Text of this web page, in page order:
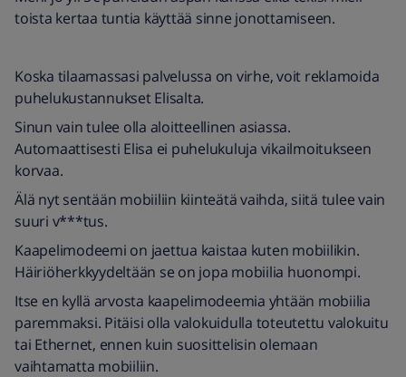
toista kertaa tuntia käyttää sinne jonottamiseen.
Koska tilaamassasi palvelussa on virhe, voit reklamoida
puhelukustannukset Elisalta.
Sinun vain tulee olla aloitteellinen asiassa.
Automaattisesti Elisa ei puhelukuluja vikailmoitukseen
korvaa.
Älä nyt sentään mobiiliin kiinteätä vaihda, siitä tulee vain
suuri v***tus.
Kaapelimodeemi on jaettua kaistaa kuten mobiilikin.
Häiriöherkkyydeltään se on jopa mobiilia huonompi.
Itse en kyllä arvosta kaapelimodeemia yhtään mobiilia
paremmaksi. Pitäisi olla valokuidulla toteutettu valokuitu
tai Ethernet, ennen kuin suosittelisin olemaan
vaihtamatta mobiiliin.